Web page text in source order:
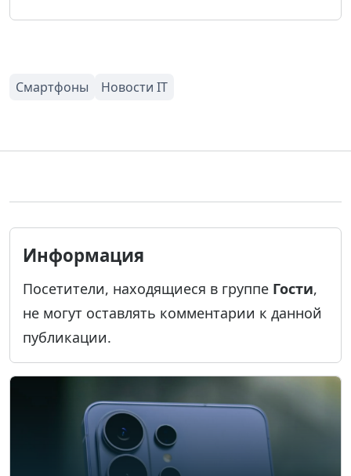
Информация
Посетители, находящиеся в группе Гости,
не могут оставлять комментарии к данной
публикации.